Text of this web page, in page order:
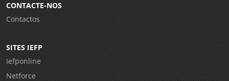
CONTACTE-NOS
Contactos
SITES IEFP
Iefponline
Netforce